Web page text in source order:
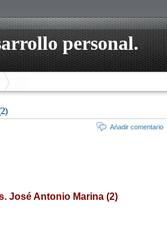
personal.
Ańadir comentario
José Antonio Marina (2)